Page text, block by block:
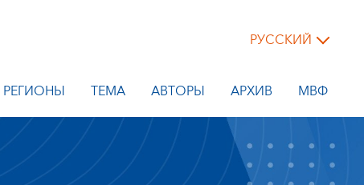
РУССКИЙ
РЕГИОНЫ ТЕМА АВТОРЫ АРХИВ МВФ